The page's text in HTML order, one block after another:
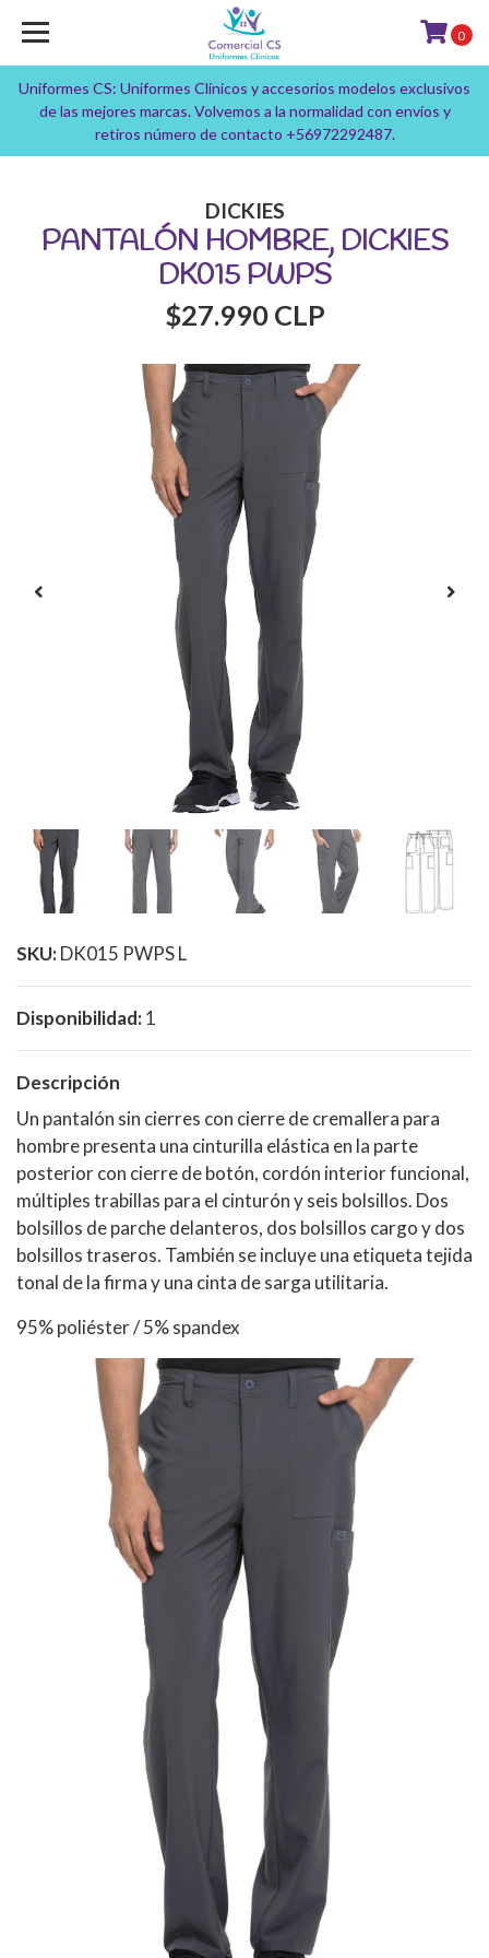
Uniformes CS: Uniformes Clínicos y accesorios modelos exclusivos
de las mejores marcas. Volvemos a la normalidad con envíos y
retiros número de contacto +56972292487.
0
DICKIES
PANTALÓN HOMBRE, DICKIES
DK015 PWPS
$27.990 CLP
SKU:DK015 PWPS L
Disponibilidad:1
Descripción
Un pantalón sin cierres con cierre de cremallera para
hombre presenta una cinturilla elástica en la parte
posterior con cierre de botón, cordón interior funcional,
múltiples trabillas para el cinturón y seis bolsillos. Dos
bolsillos de parche delanteros, dos bolsillos cargo y dos
bolsillos traseros. También se incluye una etiqueta tejida
tonal de la firma y una cinta de sarga utilitaria.
95% poliéster / 5% spandex